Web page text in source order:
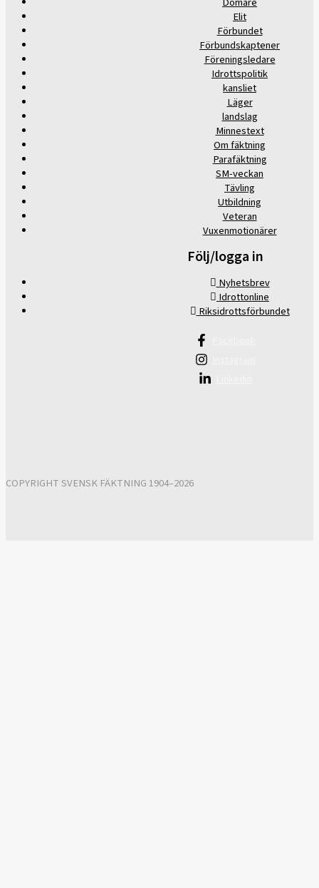
Elit
Förbundet
Förbundskaptener
Föreningsledare
Idrottspolitik
kansliet
Läger
landslag
Minnestext
Om fäktning
Parafäktning
SM-veckan
Tävling
Utbildning
Veteran
Vuxenmotionärer
Följ/logga in
Nyhetsbrev
Idrottonline
Riksidrottsförbundet
COPYRIGHT SVENSK FÄKTNING 1904–2026